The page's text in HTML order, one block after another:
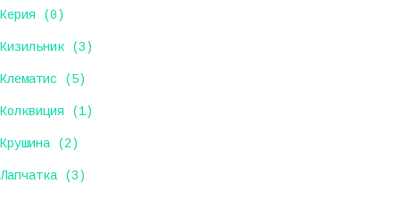
Керия (0)
Кизильник (3)
Клематис (5)
Колквиция (1)
Крушина (2)
Лапчатка (3)